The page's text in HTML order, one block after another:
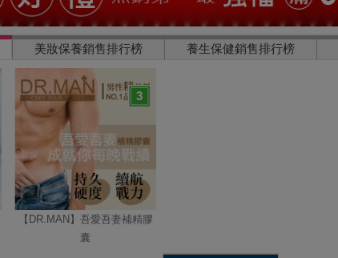
美妝保養銷售排行榜 養生保健銷售排行榜
3
【DR.MAN】吾愛吾妻補精膠
囊